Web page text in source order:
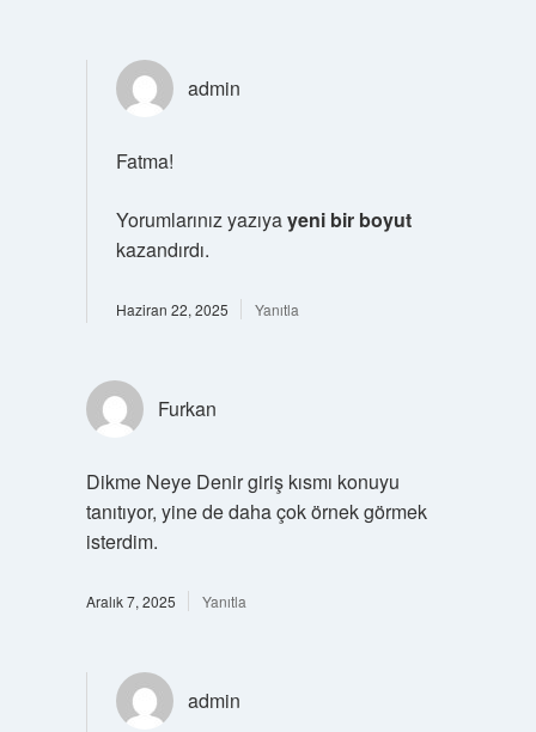
admin
Fatma!
Yorumlarınız yazıyayeni bir boyut
kazandırdı.
Haziran 22, 2025 Yanıtla
Furkan
Dikme Neye Denir giriş kısmı konuyu
tanıtıyor, yine de daha çok örnek görmek
isterdim.
Aralık 7, 2025 Yanıtla
admin